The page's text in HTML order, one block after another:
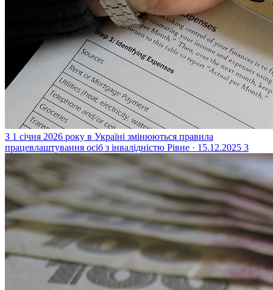
З 1 січня 2026 року в Україні змінюються правила
працевлаштування осіб з інвалідністю Рівне · 15.12.2025 3